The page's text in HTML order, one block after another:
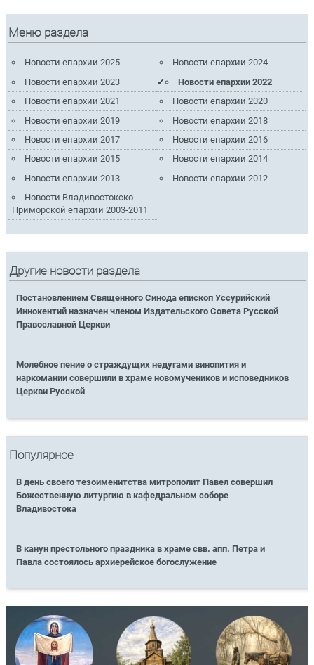
Меню раздела
Новости епархии 2025
Новости епархии 2024
Новости епархии 2023
Новости епархии 2022
Новости епархии 2021
Новости епархии 2020
Новости епархии 2019
Новости епархии 2018
Новости епархии 2017
Новости епархии 2016
Новости епархии 2015
Новости епархии 2014
Новости епархии 2013
Новости епархии 2012
Новости Владивостокско-
Приморской епархии 2003-2011
Другие новости раздела
Постановлением Священного Синода епископ Уссурийский
Иннокентий назначен членом Издательского Совета Русской
Православной Церкви
Молебное пение о страждущих недугами винопития и
наркомании совершили в храме новомучеников и исповедников
Церкви Русской
Популярное
В день своего тезоименитства митрополит Павел совершил
Божественную литургию в кафедральном соборе
Владивостока
В канун престольного праздника в храме свв. апп. Петра и
Павла состоялось архиерейское богослужение